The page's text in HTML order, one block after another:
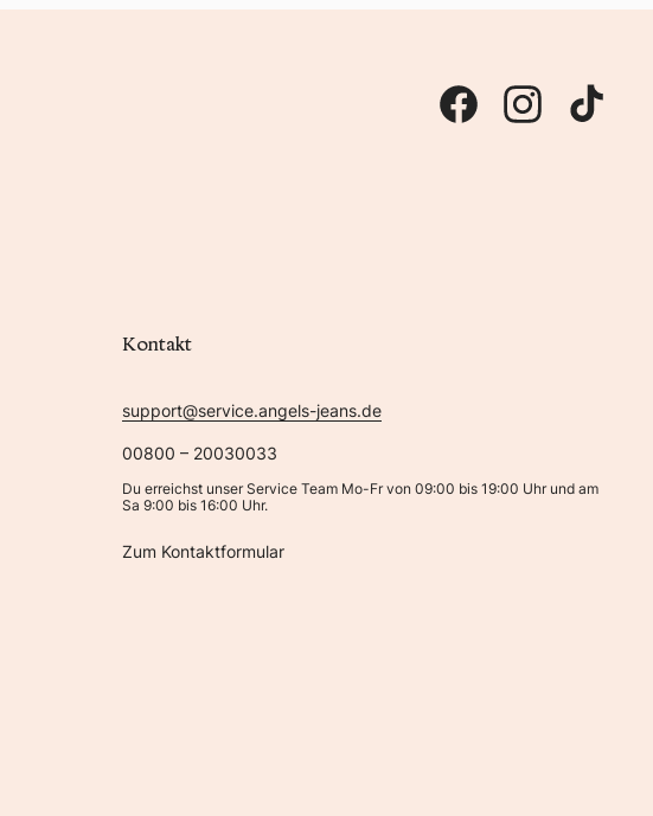
Kontakt
support@service.angels-jeans.de
00800 – 20030033
Du erreichst unser Service Team Mo-Fr von 09:00 bis 19:00 Uhr und am
Sa 9:00 bis 16:00 Uhr.
Zum Kontaktformular